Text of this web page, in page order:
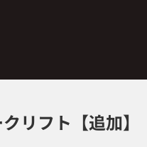
リフト【追加】